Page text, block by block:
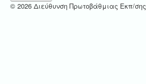
© 2026 Διεύθυνση Πρωτοβάθμιας Εκπ/